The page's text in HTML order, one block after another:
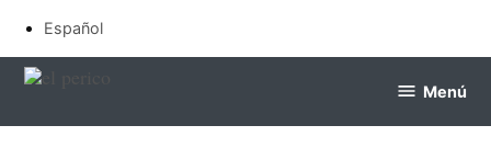
contenido
Español
perico
Menú